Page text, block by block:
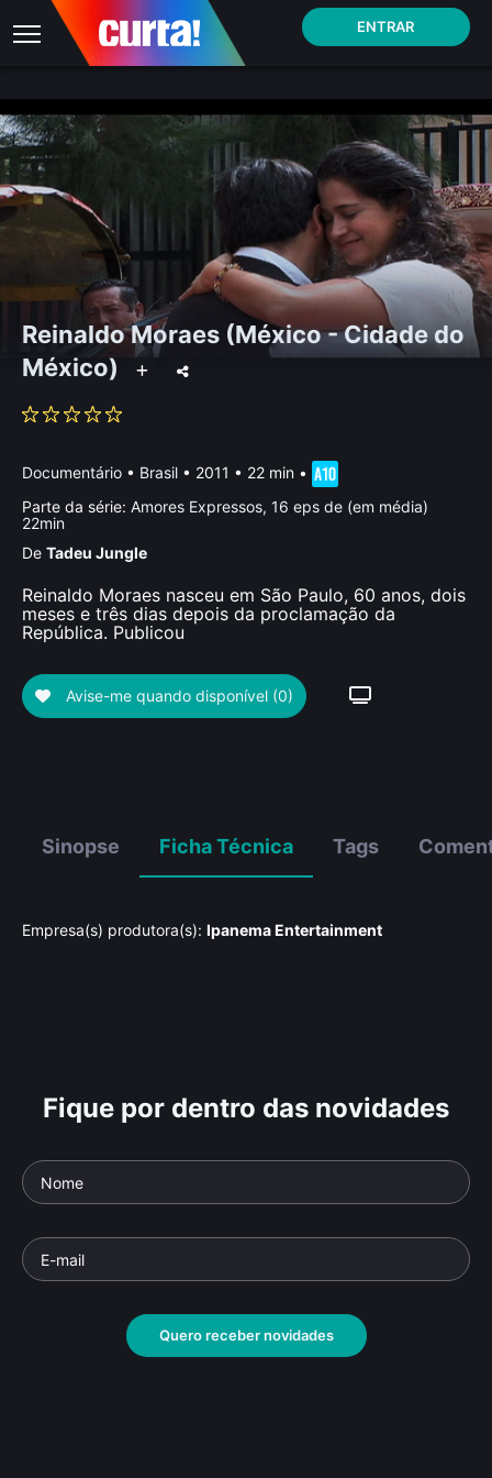
ENTRAR
Reinaldo Moraes (México - Cidade do
México)
Documentário • Brasil • 2011 • 22 min •
Parte da série: Amores Expressos, 16 eps de (em média)
22min
De Tadeu Jungle
Reinaldo Moraes nasceu em São Paulo, 60 anos, dois
meses e três dias depois da proclamação da
República. Publicou
Avise-me quando disponível (0)
Sinopse Ficha Técnica Tags
Empresa(s) produtora(s): Ipanema Entertainment
Fique por dentro das novidades
Quero receber novidades